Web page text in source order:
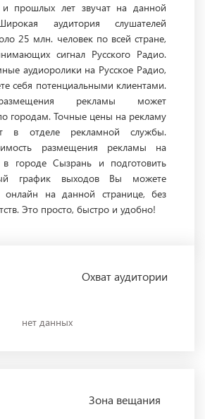
и прошлых лет звучат на данной
аудитория слушателей
25 млн. человек по всей стране,
сигнал Русского Радио.
аудиоролики на Русское Радио,
себя потенциальными клиентами.
рекламы может
городам. Точные цены на рекламу
в отделе рекламной службы.
размещения рекламы на
в городе Сызрань и подготовить
график выходов Вы можете
онлайн на данной странице, без
Это просто, быстро и удобно!
Охватаудитории
нет данных
Зона вещания